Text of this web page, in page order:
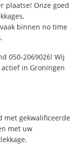
plaatse! Onze goed
binnen no time
050-2069026! Wij
in Groningen
met gekwalificeerde
met uw